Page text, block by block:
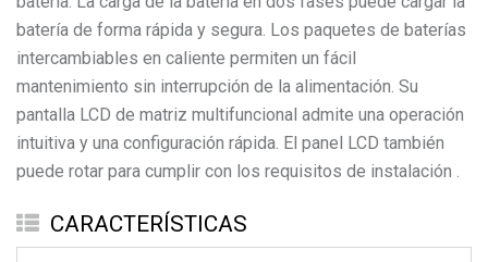
batería de forma rápida y segura. Los paquetes de baterías
intercambiables en caliente permiten un fácil
mantenimiento sin interrupción de la alimentación. Su
pantalla LCD de matriz multifuncional admite una operación
intuitiva y una configuración rápida. El panel LCD también
puede rotar para cumplir con los requisitos de instalación .
CARACTERÍSTICAS